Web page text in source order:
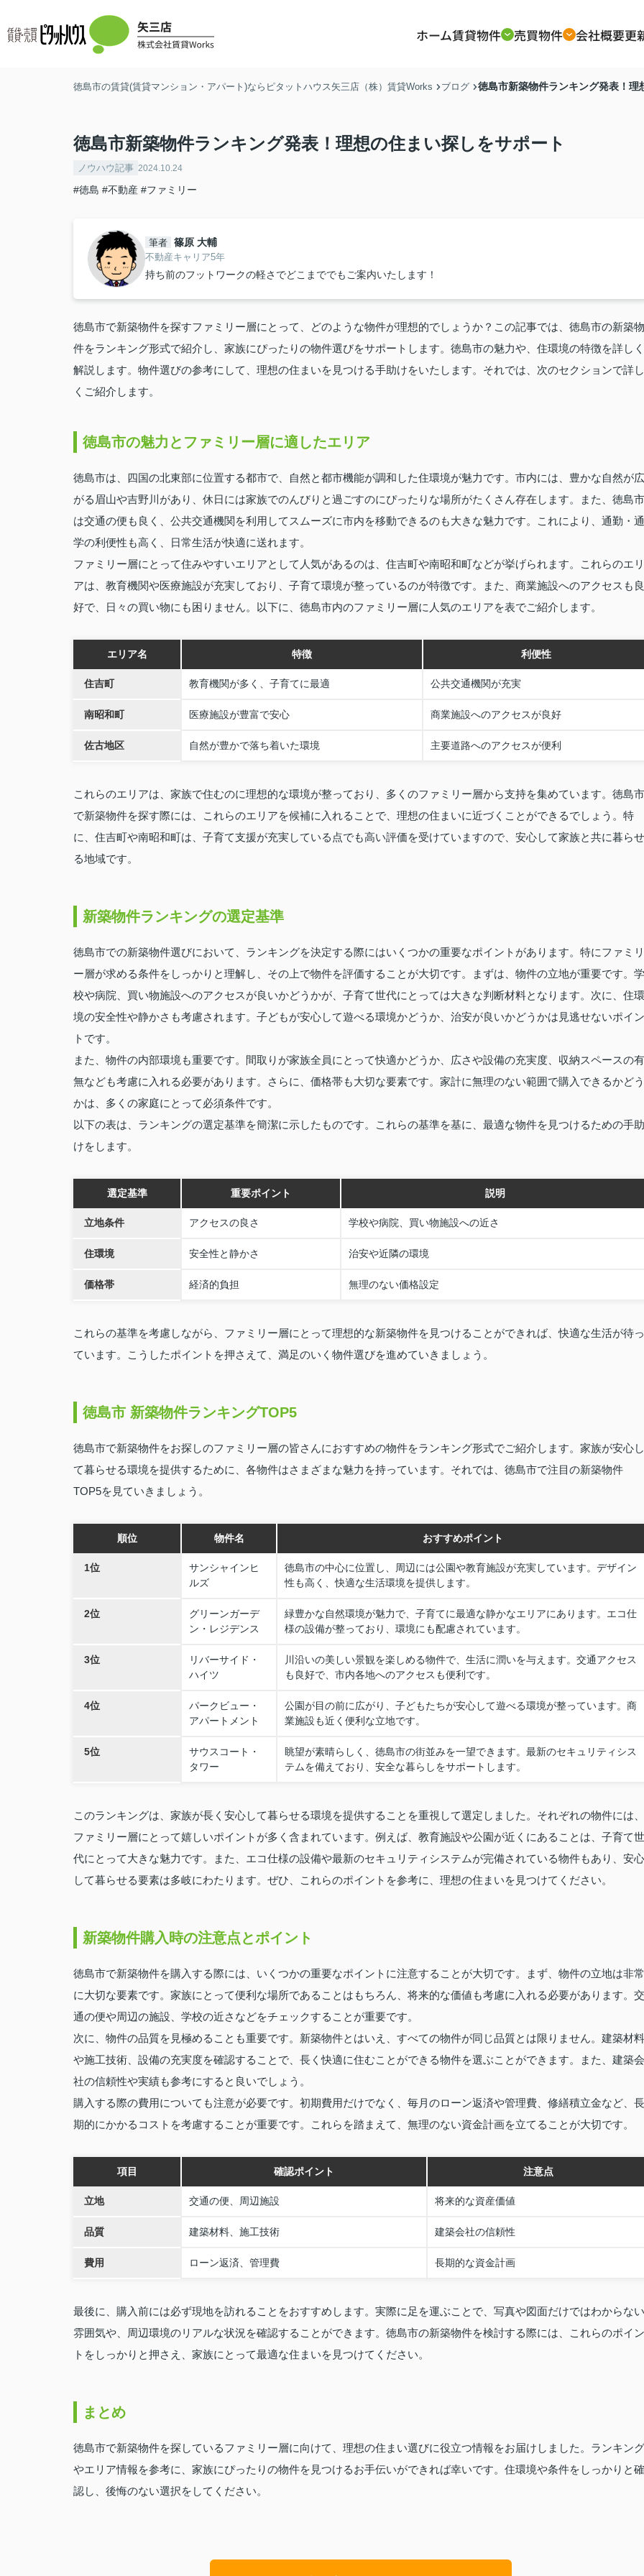
ホーム賃貸物件 売買物件 会社概要更
徳島市の賃貸(賃貸マンション・アパート)ならピタットハウス矢三店（株）賃貸Works ブログ 徳島市新築物件ランキング発表！理
徳島市新築物件ランキング発表！理想の住まい探しをサポート
ノウハウ記事 2024.10.24
#徳島 #不動産 #ファミリー
筆者 篠原 大輔
不動産キャリア5年
持ち前のフットワークの軽さでどこまででもご案内いたします！
徳島市で新築物件を探すファミリー層にとって、どのような物件が理想的でしょうか？この記事では、徳島市の新築物
件をランキング形式で紹介し、家族にぴったりの物件選びをサポートします。徳島市の魅力や、住環境の特徴を詳しく
解説します。物件選びの参考にして、理想の住まいを見つける手助けをいたします。それでは、次のセクションで詳し
くご紹介します。
徳島市の魅力とファミリー層に適したエリア
徳島市は、四国の北東部に位置する都市で、自然と都市機能が調和した住環境が魅力です。市内には、豊かな自然が広
がる眉山や吉野川があり、休日には家族でのんびりと過ごすのにぴったりな場所がたくさん存在します。また、徳島市
は交通の便も良く、公共交通機関を利用してスムーズに市内を移動できるのも大きな魅力です。これにより、通勤・通
学の利便性も高く、日常生活が快適に送れます。
ファミリー層にとって住みやすいエリアとして人気があるのは、住吉町や南昭和町などが挙げられます。これらのエリ
アは、教育機関や医療施設が充実しており、子育て環境が整っているのが特徴です。また、商業施設へのアクセスも良
好で、日々の買い物にも困りません。以下に、徳島市内のファミリー層に人気のエリアを表でご紹介します。
エリア名 特徴 利便性
住吉町 教育機関が多く、子育てに最適 公共交通機関が充実
南昭和町 医療施設が豊富で安心 商業施設へのアクセスが良好
佐古地区 自然が豊かで落ち着いた環境 主要道路へのアクセスが便利
これらのエリアは、家族で住むのに理想的な環境が整っており、多くのファミリー層から支持を集めています。徳島市
で新築物件を探す際には、これらのエリアを候補に入れることで、理想の住まいに近づくことができるでしょう。特
に、住吉町や南昭和町は、子育て支援が充実している点でも高い評価を受けていますので、安心して家族と共に暮らせ
る地域です。
新築物件ランキングの選定基準
徳島市での新築物件選びにおいて、ランキングを決定する際にはいくつかの重要なポイントがあります。特にファミリ
ー層が求める条件をしっかりと理解し、その上で物件を評価することが大切です。まずは、物件の立地が重要です。学
校や病院、買い物施設へのアクセスが良いかどうかが、子育て世代にとっては大きな判断材料となります。次に、住環
境の安全性や静かさも考慮されます。子どもが安心して遊べる環境かどうか、治安が良いかどうかは見逃せないポイン
トです。
また、物件の内部環境も重要です。間取りが家族全員にとって快適かどうか、広さや設備の充実度、収納スペースの有
無なども考慮に入れる必要があります。さらに、価格帯も大切な要素です。家計に無理のない範囲で購入できるかどう
かは、多くの家庭にとって必須条件です。
以下の表は、ランキングの選定基準を簡潔に示したものです。これらの基準を基に、最適な物件を見つけるための手助
けをします。
選定基準 重要ポイント 説明
立地条件 アクセスの良さ 学校や病院、買い物施設への近さ
住環境 安全性と静かさ 治安や近隣の環境
価格帯 経済的負担 無理のない価格設定
これらの基準を考慮しながら、ファミリー層にとって理想的な新築物件を見つけることができれば、快適な生活が待っ
ています。こうしたポイントを押さえて、満足のいく物件選びを進めていきましょう。
徳島市 新築物件ランキングTOP5
徳島市で新築物件をお探しのファミリー層の皆さんにおすすめの物件をランキング形式でご紹介します。家族が安心し
て暮らせる環境を提供するために、各物件はさまざまな魅力を持っています。それでは、徳島市で注目の新築物件
TOP5を見ていきましょう。
順位 物件名 おすすめポイント
1位
サンシャインヒ
ルズ
徳島市の中心に位置し、周辺には公園や教育施設が充実しています。デザイン
性も高く、快適な生活環境を提供します。
2位
グリーンガーデ
ン・レジデンス
緑豊かな自然環境が魅力で、子育てに最適な静かなエリアにあります。エコ仕
様の設備が整っており、環境にも配慮されています。
3位
リバーサイド・
ハイツ
川沿いの美しい景観を楽しめる物件で、生活に潤いを与えます。交通アクセス
も良好で、市内各地へのアクセスも便利です。
4位
パークビュー・
アパートメント
公園が目の前に広がり、子どもたちが安心して遊べる環境が整っています。商
業施設も近く便利な立地です。
5位
サウスコート・
タワー
眺望が素晴らしく、徳島市の街並みを一望できます。最新のセキュリティシス
テムを備えており、安全な暮らしをサポートします。
このランキングは、家族が長く安心して暮らせる環境を提供することを重視して選定しました。それぞれの物件には、
ファミリー層にとって嬉しいポイントが多く含まれています。例えば、教育施設や公園が近くにあることは、子育て世
代にとって大きな魅力です。また、エコ仕様の設備や最新のセキュリティシステムが完備されている物件もあり、安心
して暮らせる要素は多岐にわたります。ぜひ、これらのポイントを参考に、理想の住まいを見つけてください。
新築物件購入時の注意点とポイント
徳島市で新築物件を購入する際には、いくつかの重要なポイントに注意することが大切です。まず、物件の立地は非常
に大切な要素です。家族にとって便利な場所であることはもちろん、将来的な価値も考慮に入れる必要があります。交
通の便や周辺の施設、学校の近さなどをチェックすることが重要です。
次に、物件の品質を見極めることも重要です。新築物件とはいえ、すべての物件が同じ品質とは限りません。建築材料
や施工技術、設備の充実度を確認することで、長く快適に住むことができる物件を選ぶことができます。また、建築会
社の信頼性や実績も参考にすると良いでしょう。
購入する際の費用についても注意が必要です。初期費用だけでなく、毎月のローン返済や管理費、修繕積立金など、長
期的にかかるコストを考慮することが重要です。これらを踏まえて、無理のない資金計画を立てることが大切です。
項目 確認ポイント 注意点
立地 交通の便、周辺施設 将来的な資産価値
品質 建築材料、施工技術 建築会社の信頼性
費用 ローン返済、管理費 長期的な資金計画
最後に、購入前には必ず現地を訪れることをおすすめします。実際に足を運ぶことで、写真や図面だけではわからない
雰囲気や、周辺環境のリアルな状況を確認することができます。徳島市の新築物件を検討する際には、これらのポイン
トをしっかりと押さえ、家族にとって最適な住まいを見つけてください。
まとめ
徳島市で新築物件を探しているファミリー層に向けて、理想の住まい選びに役立つ情報をお届けしました。ランキング
やエリア情報を参考に、家族にぴったりの物件を見つけるお手伝いができれば幸いです。住環境や条件をしっかりと確
認し、後悔のない選択をしてください。